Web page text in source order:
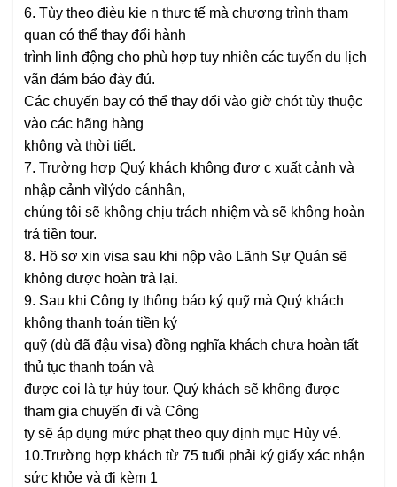
6. Tùy theo đièu kie ̣n thực tế mà chương trình tham
quan có thể thay đổi hành
trình linh động cho phù hợp tuy nhiên các tuyến du lịch
vãn đảm bảo đày đủ.
Các chuyến bay có thể thay đổi vào giờ chót tùy thuộc
vào các hãng hàng
không và thời tiết.
7. Trường hợp Quý khách không đượ c xuất cảnh và
nhập cảnh vìlýdo cánhân,
chúng tôi sẽ không chịu trách nhiệm và sẽ không hoàn
trả tiền tour.
8. Hồ sơ xin visa sau khi nộp vào Lãnh Sự Quán sẽ
không được hoàn trả lại.
9. Sau khi Công ty thông báo ký quỹ mà Quý khách
không thanh toán tiền ký
quỹ (dù đã đậu visa) đồng nghĩa khách chưa hoàn tất
thủ tục thanh toán và
được coi là tự hủy tour. Quý khách sẽ không được
tham gia chuyến đi và Công
ty sẽ áp dụng mức phạt theo quy định mục Hủy vé.
10.Trường hợp khách từ 75 tuổi phải ký giấy xác nhận
sức khỏe và đi kèm 1